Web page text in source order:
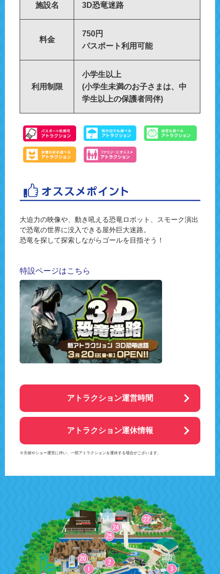
施設名 3D恐竜迷路
料金
750円
パスポート利用可能
利用制限
小学生以上
(小学生未満のお子さまは、中
学生以上の保護者同伴)
大迫力の映像や、動き吼える恐竜ロボット、スモーク演出
で恐竜の世界に没入できる屋外巨大迷路。
恐竜を探して探索しながらゴールを目指そう！
特設ページはこちら
アトラクション運営時間
アトラクション運休情報
※天候やショー運営に伴い、一部アトラクションを運休する場合がございます。